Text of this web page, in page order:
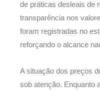
de práticas desleais de
transparência nos
foram registradas no
reforçando o alcance
A situação dos preços
sob atenção. Enquanto